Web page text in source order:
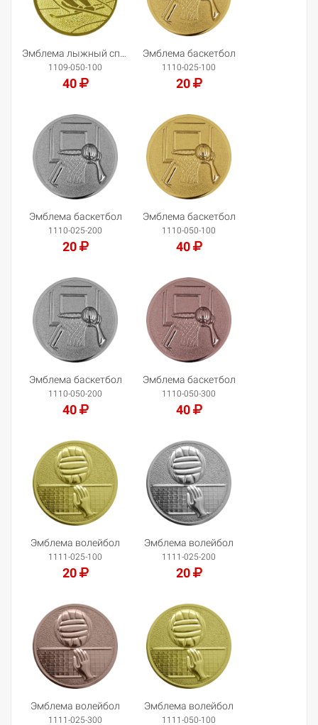
1109-050-100
40
Добавить в корзину
Эмблема баскетбол
1110-025-100
20
Добавить в корзину
Эмблема баскетбол
1110-025-200
20
Добавить в корзину
Эмблема баскетбол
1110-050-100
40
Добавить в корзину
Эмблема баскетбол
1110-050-200
40
Добавить в корзину
Эмблема баскетбол
1110-050-300
40
Добавить в корзину
Эмблема волейбол
1111-025-100
20
Добавить в корзину
Эмблема волейбол
1111-025-200
20
Добавить в корзину
Эмблема волейбол
1111-025-300
Эмблема волейбол
1111-050-100